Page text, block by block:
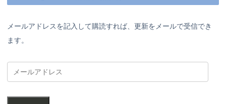
メールアドレスを記入して購読すれば、更新をメールで受信でき
ます。